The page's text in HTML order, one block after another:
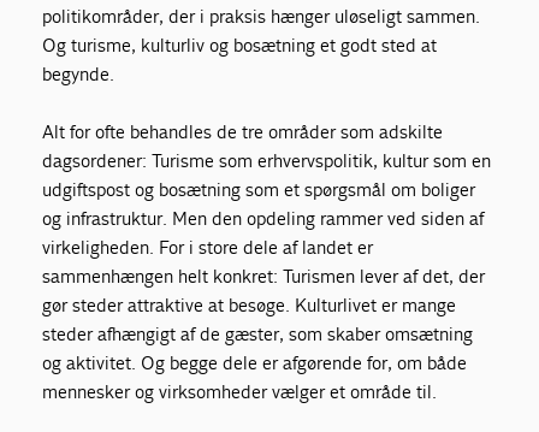
politikområder, der i praksis hænger uløseligt sammen.
Og turisme, kulturliv og bosætning et godt sted at
begynde.
Alt for ofte behandles de tre områder som adskilte
dagsordener: Turisme som erhvervspolitik, kultur som en
udgiftspost og bosætning som et spørgsmål om boliger
og infrastruktur. Men den opdeling rammer ved siden af
virkeligheden. For i store dele af landet er
sammenhængen helt konkret: Turismen lever af det, der
gør steder attraktive at besøge. Kulturlivet er mange
steder afhængigt af de gæster, som skaber omsætning
og aktivitet. Og begge dele er afgørende for, om både
mennesker og virksomheder vælger et område til.